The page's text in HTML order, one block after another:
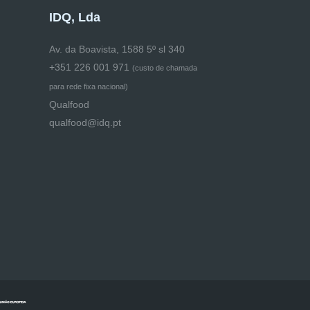
IDQ, Lda
Av. da Boavista, 1588 5º sl 340
+351 226 001 971 (custo de chamada
para rede fixa nacional)
Qualfood
qualfood@idq.pt